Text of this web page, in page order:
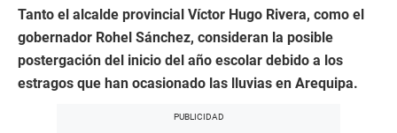
Tanto el alcalde provincial Víctor Hugo Rivera, como el
gobernador Rohel Sánchez, consideran la posible
postergación del inicio del año escolar debido a los
estragos que han ocasionado las lluvias en Arequipa.